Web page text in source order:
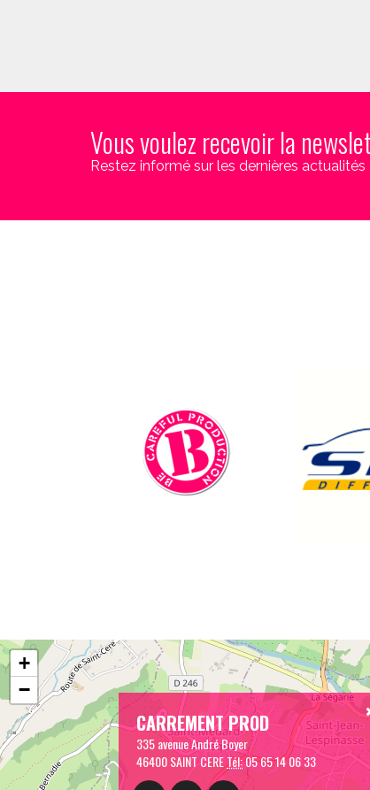
Vous voulez recevoir la
Restez informé sur les dernières actualités
CARREMENT PROD
335 avenue André Boyer
46400 SAINT CERETél:05 65 14 06 33
+
−